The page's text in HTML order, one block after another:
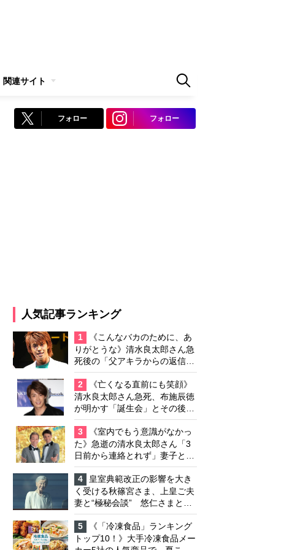
関連サイト
フォロー フォロー
人気記事ランキング
1
《こんなバカのために、あ
りがとうな》清水良太郎さん急
死後の「父アキラからの返信」
布施辰徳が涙で明かす「順番が
違う」
2
《亡くなる直前にも笑顔》
清水良太郎さん急死、布施辰徳
が明かす「誕生会」とその後の
メッセージ
3
《室内でもう意識がなかっ
た》急逝の清水良太郎さん「3
日前から連絡とれず」妻子とは
別居で孤独を感じていた
4
皇室典範改正の影響を大き
く受ける秋篠宮さま、上皇ご夫
妻と“極秘会談” 悠仁さまと佳
子さまの結婚を含めた将来や皇
室の伝統のあり方をご相談か
5
《「冷凍食品」ランキング
トップ10！》大手冷凍食品メー